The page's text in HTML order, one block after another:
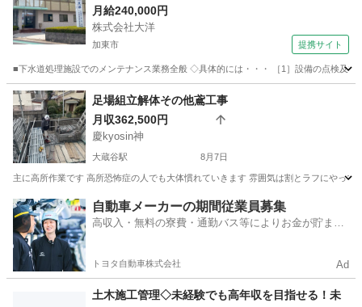
月給240,000円
株式会社大洋
加東市 提携サイト
■下水道処理施設でのメンテナンス業務全般 ◇具体的には・・・ ［1］設備の点検及
兵庫 加東市 その他
足場組立解体その他鳶工事
月収362,500円
慶kyosin神
大蔵谷駅 8月7日
主に高所作業です 高所恐怖症の人でも大体慣れていきます 雰囲気は割とラフにやっ
兵庫 神戸市 大蔵谷駅 鳶職 未経験
自動車メーカーの期間従業員募集
高収入・無料の寮費・通勤バス等によりお金が貯まり
トヨタ自動車株式会社 Ad
土木施工管理◇未経験でも高年収を目指せる！未